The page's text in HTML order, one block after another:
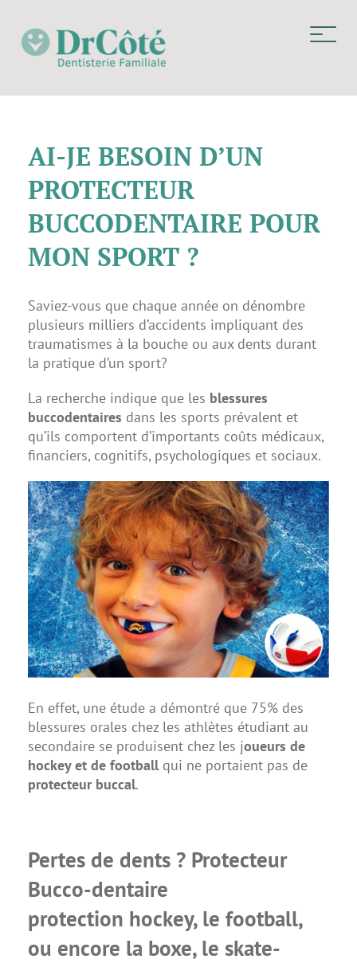
AI-JE BESOIN D’UN
PROTECTEUR
BUCCODENTAIRE POUR
MON SPORT ?
Saviez-vous que chaque année on dénombre
plusieurs milliers d’accidents impliquant des
traumatismes à la bouche ou aux dents durant
la pratique d’un sport?
La recherche indique que les blessures
buccodentaires dans les sports prévalent et
qu’ils comportent d’importants coûts médicaux,
financiers, cognitifs, psychologiques et sociaux.
En effet, une étude a démontré que 75% des
blessures orales chez les athlètes étudiant au
secondaire se produisent chez les joueurs de
hockey et de footballqui ne portaient pas de
protecteur buccal.
Pertes de dents ? Protecteur
Bucco-dentaire
protection hockey, le football,
ou encore la boxe, le skate-